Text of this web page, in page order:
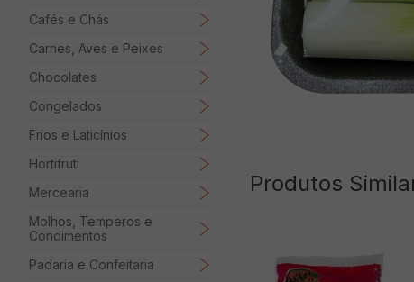
Cafés e Chás
Carnes, Aves e Peixes
Chocolates
Congelados
Frios e Laticínios
Hortifruti
Mercearia
Molhos, Temperos e
Condimentos
Padaria e Confeitaria
Produtos